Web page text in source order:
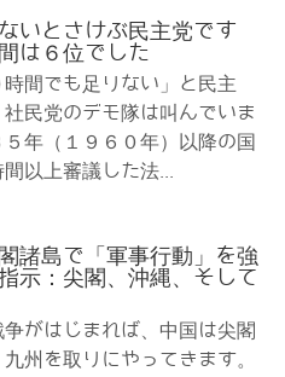
いとさけぶ民主党です
は６位でした
時間でも足りない」と民主
民党のデモ隊は叫んでいま
年（１９６０年）以降の国
以上審議した法...
諸島で「軍事行動」を強
示：尖閣、沖縄、そして
がはじまれば、中国は尖閣
州を取りにやってきます。